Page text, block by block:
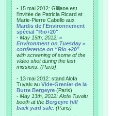
- 15 mai 2012: Gilliane est
l'invitée de Patricia Ricard et
Marie-Pierre Cabello aux
Mardis de l'Environnement
spécial "Rio+20"
- May 15th, 2012: «
Environment on Tuesday »
conference on “Rio +20”
with screening of some of the
video shot during the last
missions. (Paris)
- 13 mai 2012: stand Alofa
Tuvalu au Vide-Grenier de la
Butte Bergeyre (Paris)
- May 13th, 2012: Alofa Tuvalu
booth at the Bergeyre hill
back yard sale . (Paris)